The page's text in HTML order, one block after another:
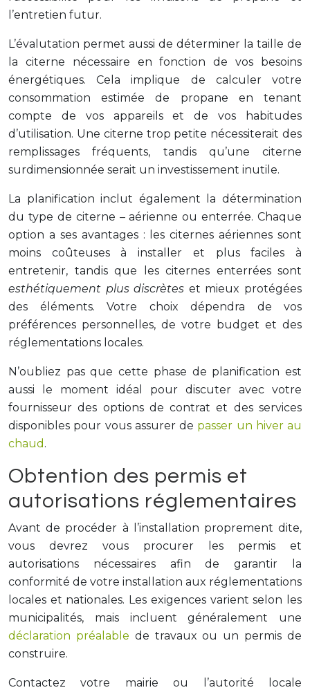
l’entretien futur.
L’évalutation permet aussi de déterminer la taille de
la citerne nécessaire en fonction de vos besoins
énergétiques. Cela implique de calculer votre
consommation estimée de propane en tenant
compte de vos appareils et de vos habitudes
d’utilisation. Une citerne trop petite nécessiterait des
remplissages fréquents, tandis qu’une citerne
surdimensionnée serait un investissement inutile.
La planification inclut également la détermination
du type de citerne – aérienne ou enterrée. Chaque
option a ses avantages : les citernes aériennes sont
moins coûteuses à installer et plus faciles à
entretenir, tandis que les citernes enterrées sont
esthétiquement plus discrètes et mieux protégées
des éléments. Votre choix dépendra de vos
préférences personnelles, de votre budget et des
réglementations locales.
N’oubliez pas que cette phase de planification est
aussi le moment idéal pour discuter avec votre
fournisseur des options de contrat et des services
disponibles pour vous assurer de passer un hiver au
chaud .
Obtention des permis et
autorisations réglementaires
Avant de procéder à l’installation proprement dite,
vous devrez vous procurer les permis et
autorisations nécessaires afin de garantir la
conformité de votre installation aux réglementations
locales et nationales. Les exigences varient selon les
municipalités, mais incluent généralement une
déclaration préalable de travaux ou un permis de
construire.
Contactez votre mairie ou l’autorité locale